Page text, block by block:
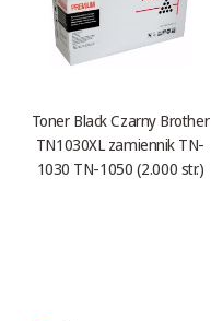
Toner Black Czarny Brother
TN1030XL zamiennik TN-
1030 TN-1050 (2.000 str.)